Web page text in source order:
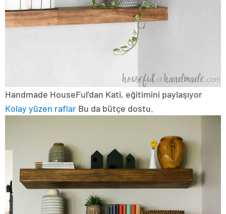
Handmade HouseFul’dan Kati, eğitimini paylaşıyor
Kolay yüzen raflar Bu da bütçe dostu.